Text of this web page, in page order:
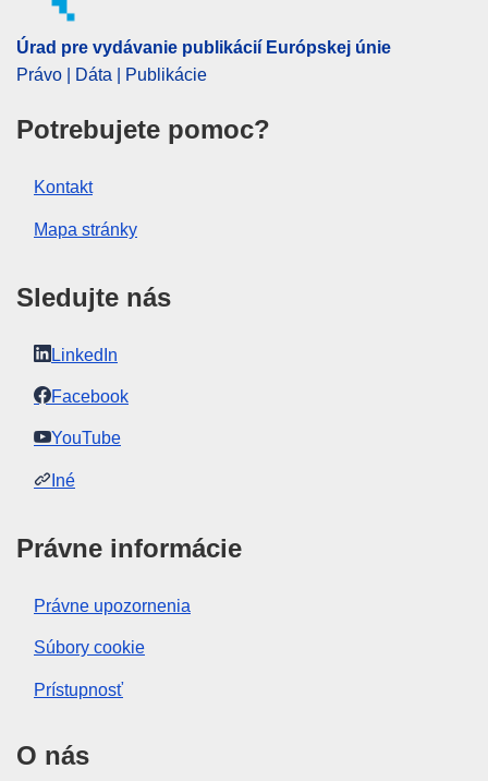
Úrad pre vydávanie publikácií Európskej únie
Právo | Dáta | Publikácie
Potrebujete pomoc?
Kontakt
Mapa stránky
Sledujte nás
LinkedIn
Facebook
YouTube
Iné
Právne informácie
Právne upozornenia
Súbory cookie
Prístupnosť
O nás